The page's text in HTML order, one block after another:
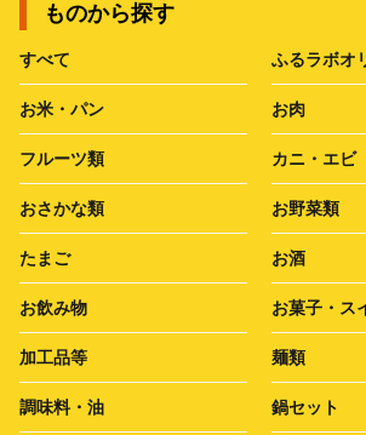
ものから探す
すべて ふるラボオ
お米・パン お肉
フルーツ類 カニ・エビ
おさかな類 お野菜類
たまご お酒
お飲み物 お菓子・ス
加工品等 麺類
調味料・油 鍋セット